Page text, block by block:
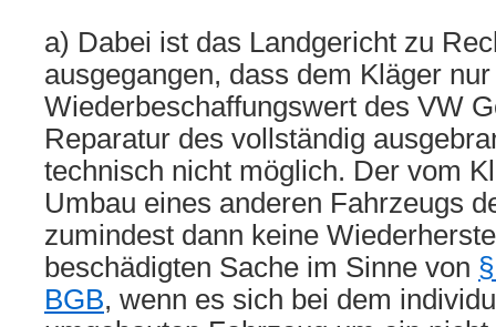
a) Dabei ist das Landgericht zu
ausgegangen, dass dem Kläger
Wiederbeschaffungswert des VW
Reparatur des vollständig
technisch nicht möglich. Der vom
Umbau eines anderen Fahrzeugs
zumindest dann keine
beschädigten Sache im Sinne von
BGB, wenn es sich bei dem